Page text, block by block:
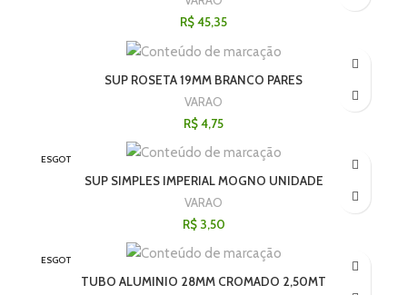
R$45,35
SUP ROSETA 19MM BRANCO PARES
VARAO
R$4,75
ESGOT
SUP SIMPLES IMPERIAL MOGNO UNIDADE
VARAO
R$3,50
ESGOT
TUBO ALUMINIO 28MM CROMADO 2,50MT